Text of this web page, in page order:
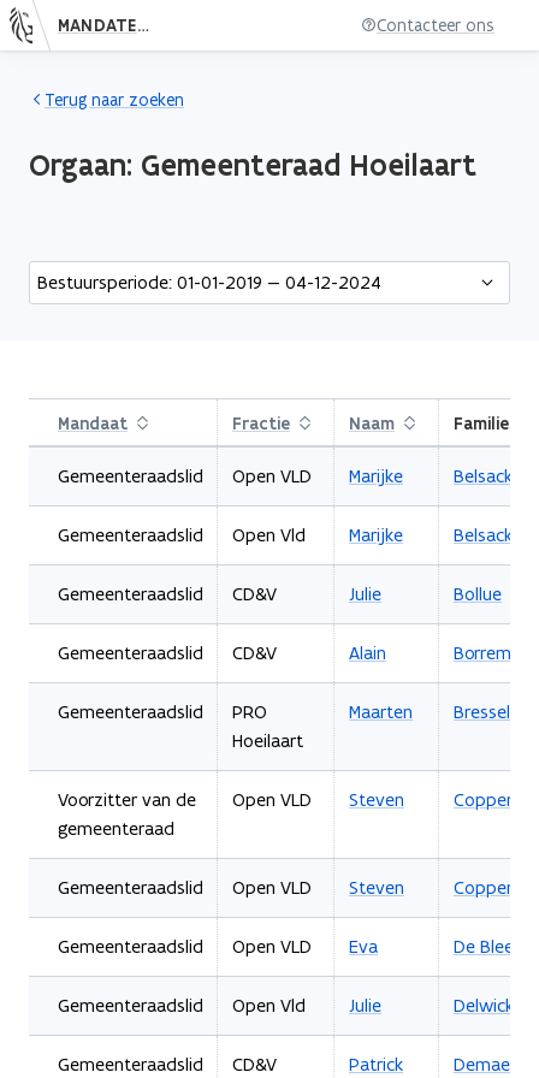
Nieuwe pagina: bestuursorgaan.subject.index
MANDATENDATABANK Contacteer ons
Terug naar zoeken
Orgaan: Gemeenteraad Hoeilaart
Bestuursperiode: 01-01-2019 — 04-12-2024
Mandaat Sorteren Fractie SorterenNaam Sorteren
Gemeenteraadslid Open VLD Marijke Belsack
Gemeenteraadslid Open Vld Marijke Belsack
Gemeenteraadslid CD&V Julie Bollue
Gemeenteraadslid CD&V Alain Borreman
Gemeenteraadslid
PRO
Hoeilaart
Maarten
Voorzitter van de
gemeenteraad
Open VLD Steven Coppens
Gemeenteraadslid Open VLD Steven Coppens
Gemeenteraadslid Open VLD Eva De Bleeker
Gemeenteraadslid Open Vld Julie Delwick
Gemeenteraadslid CD&V Patrick